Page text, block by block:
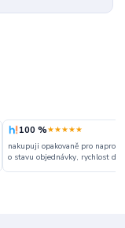
100 %★★★★★
nakupuji opakovaně pro
o stavu objednávky, rychlost